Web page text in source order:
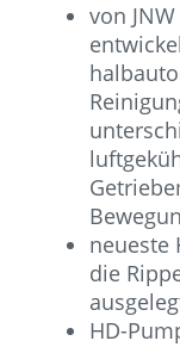
von
neueste
die
HD-